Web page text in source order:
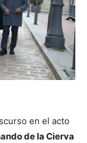
en el acto
de la Cierva